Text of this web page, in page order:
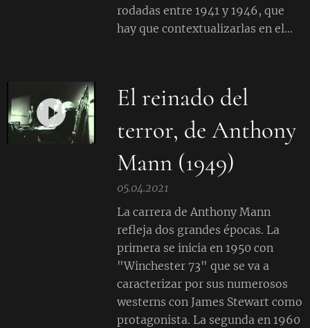
rodadas entre 1941 y 1946, que
hay que contextualizarlas en el...
El reinado del
terror, de Anthony
Mann (1949)
05.04.2021
La carrera de Anthony Mann
refleja dos grandes épocas. La
primera se inicia en 1950 con
"Winchester 73" que se va a
caracterizar por sus numerosos
westerns con James Stewart como
protagonista. La segunda en 1960